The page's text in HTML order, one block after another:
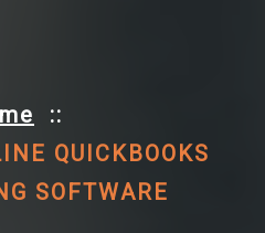
::
QUICKBOOKS
SOFTWARE